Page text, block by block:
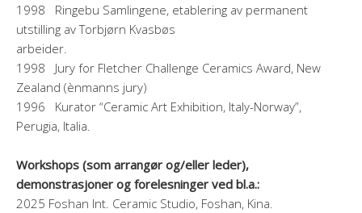
1998 Ringebu Samlingene, etablering av permanent
utstilling av Torbjørn Kvasbøs
arbeider.
1998 Jury for Fletcher Challenge Ceramics Award, New
Zealand (ènmanns jury)
1996 Kurator “Ceramic Art Exhibition, Italy-Norway”,
Perugia, Italia.
Workshops (som arrangør og/eller leder),
demonstrasjoner og forelesninger ved bl.a.:
2025 Foshan Int. Ceramic Studio, Foshan, Kina.